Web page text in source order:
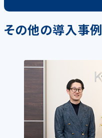
その他の導入事例